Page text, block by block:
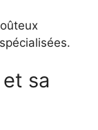
sa